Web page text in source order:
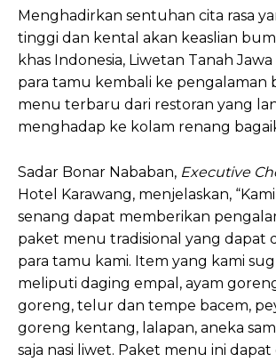
Menghadirkan sentuhan cita rasa
tinggi dan kental akan keaslian
khas Indonesia, Liwetan Tanah
para tamu kembali ke pengalaman
menu terbaru dari restoran yang
menghadap ke kolam renang
Sadar Bonar Nababan, Executive
Hotel Karawang, menjelaskan,
senang dapat memberikan
paket menu tradisional yang dapat
para tamu kami. Item yang kami
meliputi daging empal, ayam
goreng, telur dan tempe bacem,
goreng kentang, lalapan, aneka
saja nasi liwet. Paket menu ini